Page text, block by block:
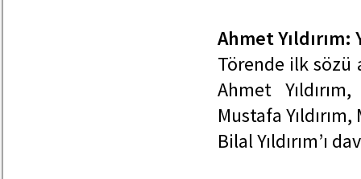
Ahmet
Törende ilk sözü
Ahmet
Mustafa
Bilal Yıldırım’ı